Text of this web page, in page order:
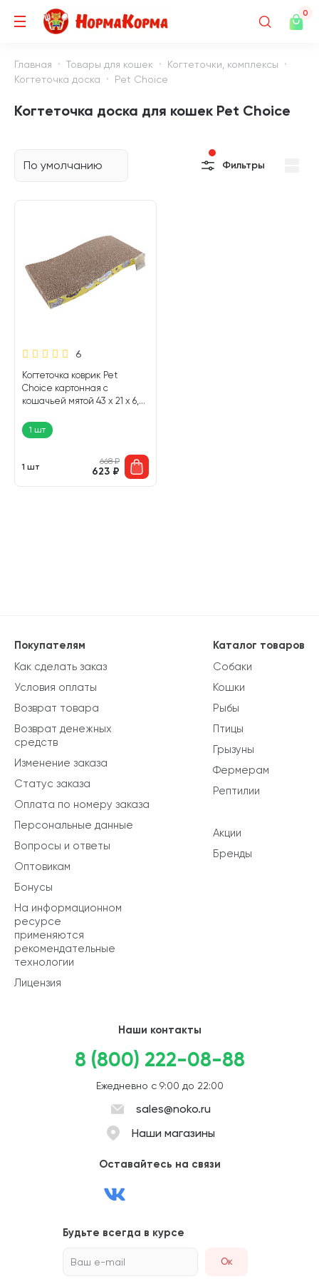
0
Главная Товары для кошек
Когтеточки, комплексы
Когтеточка доска
Pet Choice
Когтеточка доска для кошек Pet Choice
По умолчанию Фильтры
6
Когтеточка коврик Pet
Choice картонная с
кошачьей мятой 43 х 21 х 6,5
1 шт
1 шт
668₽
623 ₽
Каталог товаров
Собаки
Кошки
Рыбы
Птицы
Грызуны
Фермерам
Рептилии
Акции
Бренды
Покупателям
Как сделать заказ
Условия оплаты
Возврат товара
Возврат денежных
средств
Изменение заказа
Статус заказа
Оплата по номеру заказа
Персональные данные
Вопросы и ответы
Оптовикам
Бонусы
На информационном
ресурсе
применяются
рекомендательные
технологии
Лицензия
Наши контакты
8 (800) 222-08-88
Ежедневно с 9:00 до 22:00
sales@noko.ru
Наши магазины
Оставайтесь на связи
Будьте всегда в курсе
Ваш e-mail